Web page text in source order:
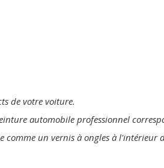
de votre voiture.
automobile professionnel
un vernis à ongles à l'intérieur